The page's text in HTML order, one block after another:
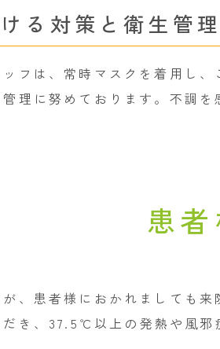
る対策と衛生管理
フは、常時マスクを着用し
理に努めております。不調
患
、患者様におかれましても
き、37.5℃以上の発熱や風邪